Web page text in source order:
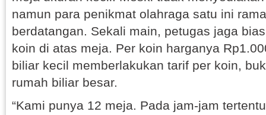
namun para penikmat olahraga satu ini
berdatangan. Sekali main, petugas jaga
koin di atas meja. Per koin harganya
biliar kecil memberlakukan tarif per koin,
rumah biliar besar.
“Kami punya 12 meja. Pada jam-jam